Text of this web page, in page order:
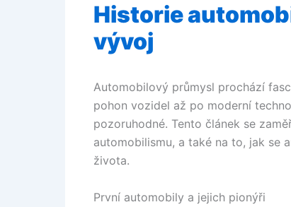
Historie
vývoj
Automobilový průmysl prochází
pohon vozidel až po moderní
pozoruhodné. Tento článek se
automobilismu, a také na to, jak se
života.
První automobily a jejich pionýři